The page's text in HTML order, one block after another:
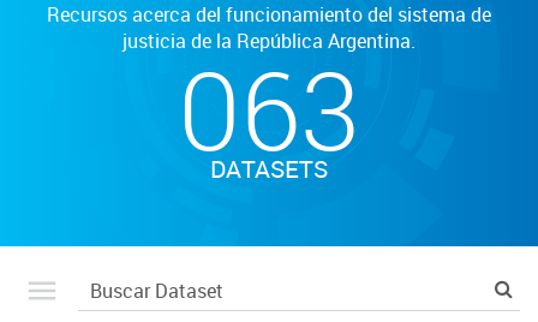
Recursos acerca del funcionamiento del sistema de
justicia de la República Argentina.
063
DATASETS